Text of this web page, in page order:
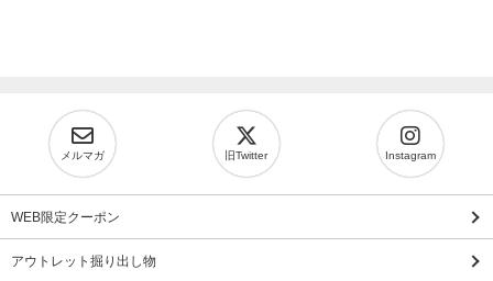
メルマガ 旧Twitter Instagram
WEB限定クーポン
アウトレット掘り出し物